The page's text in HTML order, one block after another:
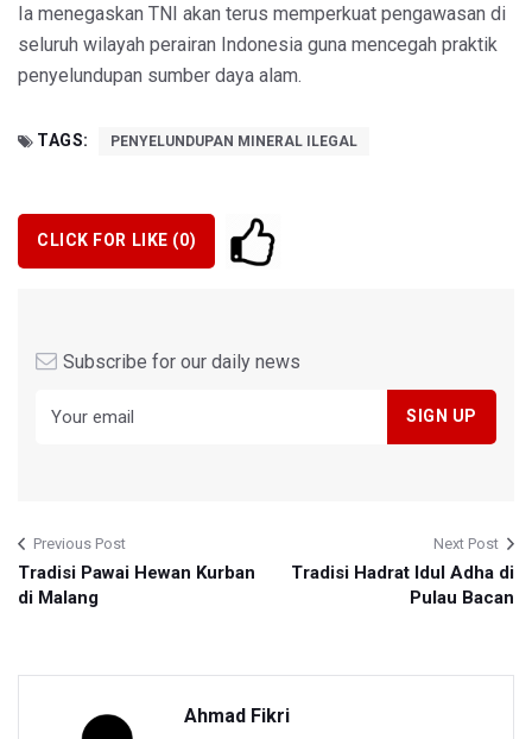
Ia menegaskan TNI akan terus memperkuat pengawasan di
seluruh wilayah perairan Indonesia guna mencegah praktik
penyelundupan sumber daya alam.
TAGS: PENYELUNDUPAN MINERAL ILEGAL
CLICK FOR LIKE (0)
Subscribe for our daily news
Previous Post
Tradisi Pawai Hewan Kurban
di Malang
Next Post
Tradisi Hadrat Idul Adha di
Pulau Bacan
Ahmad Fikri